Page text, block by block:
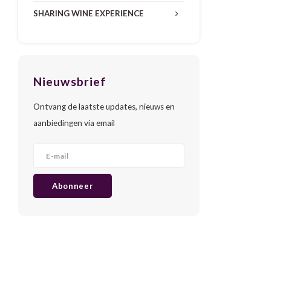
SHARING WINE EXPERIENCE
Nieuwsbrief
Ontvang de laatste updates, nieuws en
aanbiedingen via email
Abonneer